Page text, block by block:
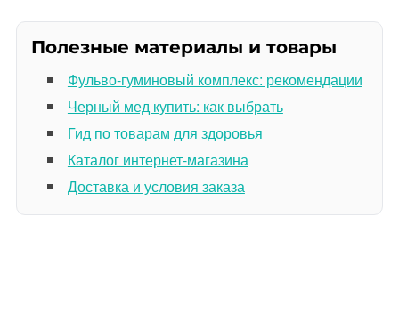
Полезные материалы и товары
Фульво-гуминовый комплекс: рекомендации
Черный мед купить: как выбрать
Гид по товарам для здоровья
Каталог интернет-магазина
Доставка и условия заказа